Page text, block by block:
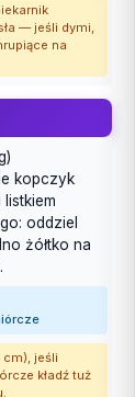
— jeśli dymi,
na
kopczyk
listkiem
oddziel
żółtko na
jeśli
kładź tuż